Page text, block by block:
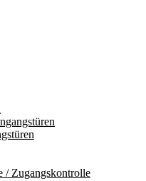
/ Zugangskontrolle